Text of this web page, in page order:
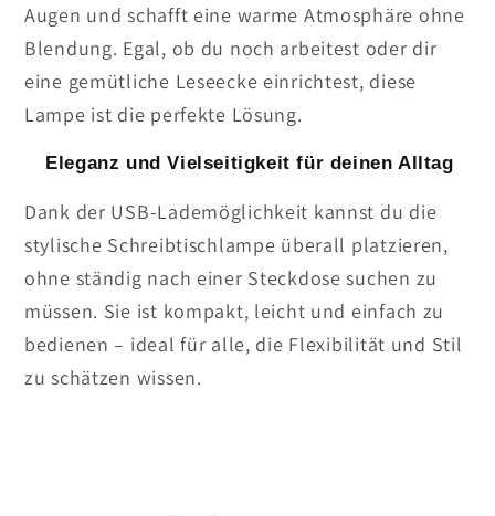
Augen und schafft eine warme Atmosphäre ohne
Blendung. Egal, ob du noch arbeitest oder dir
eine gemütliche Leseecke einrichtest, diese
Lampe ist die perfekte Lösung.
Eleganz und Vielseitigkeit für deinen Alltag
Dank der USB-Lademöglichkeit kannst du die
stylische Schreibtischlampe überall platzieren,
ohne ständig nach einer Steckdose suchen zu
müssen. Sie ist kompakt, leicht und einfach zu
bedienen – ideal für alle, die Flexibilität und Stil
zu schätzen wissen.